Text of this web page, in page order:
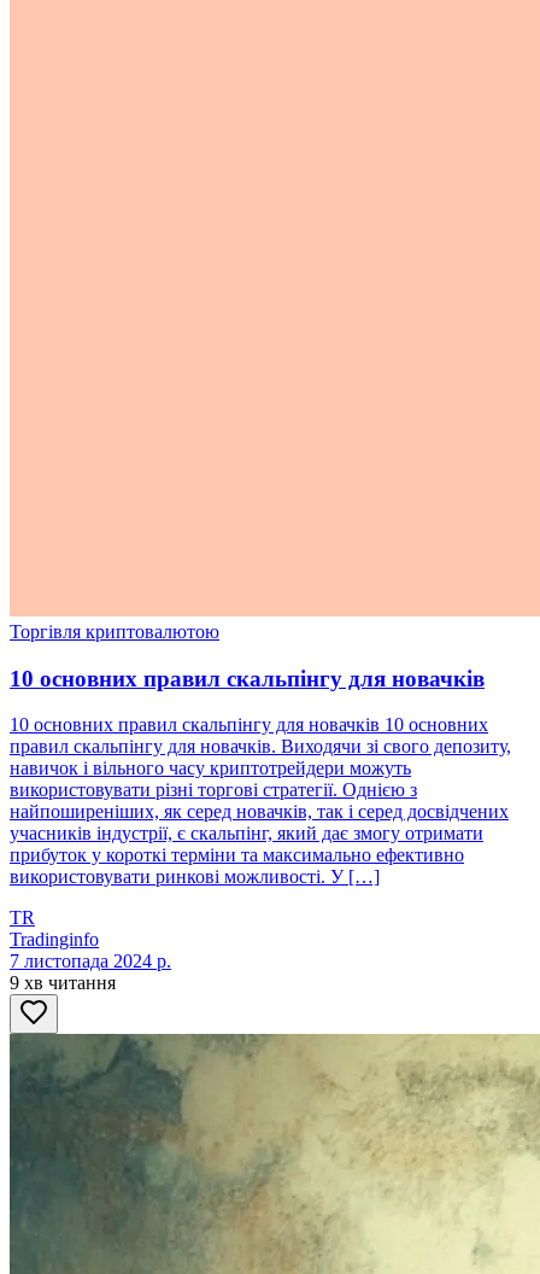
Торгівля криптовалютою
10 основних правил скальпінгу для новачків
10 основних правил скальпінгу для новачків 10 основних
правил скальпінгу для новачків. Виходячи зі свого депозиту,
навичок і вільного часу криптотрейдери можуть
використовувати різні торгові стратегії. Однією з
найпоширеніших, як серед новачків, так і серед досвідчених
учасників індустрії, є скальпінг, який дає змогу отримати
прибуток у короткі терміни та максимально ефективно
використовувати ринкові можливості. У […]
TR
Tradinginfo
7 листопада 2024 р.
9 хв читання